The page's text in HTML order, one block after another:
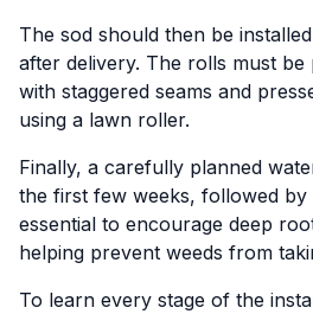
The sod should then be
after delivery. The rolls must
with staggered seams and
using a lawn roller.
Finally, a carefully planned
the first few weeks, followed by
essential to encourage deep
helping prevent weeds from
To learn every stage of the